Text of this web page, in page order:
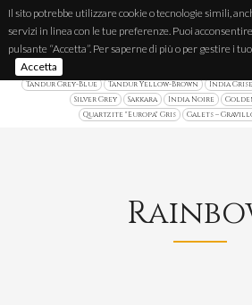
IT FR EN
Quartzite Brésilienne
Tandur Grey-Blue
Tandur Yellow-Brown India Grise
Silver Grey
Sakkara India Noire
Quartzite "Europa" Gris
Galets –
Il sito potrebbe utilizzare cookie o tecnologie simili,
servizi in linea con le tue preferenze. Puoi
pulsante “Accetta”. Per saperne di più o per gestire i
Accetta